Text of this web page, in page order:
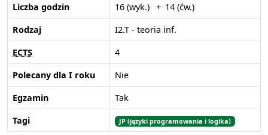
Sieci komputerowe
Bazy danych
Podstawy inżynierii oprogramowania
Inżynieria oprogramowania (L)
Rachunek prawdopodobieństwa (I)
Społeczno-ekonomiczne aspekty informatyki (I)
Wszyscy opiekunowie
Pokaż tylko przedmioty zalecane dla pierwszego roku
Liczba godzin
16 (wyk.)
14 (ćw.)
Rodzaj
I2.T - teoria inf.
ECTS
4
Polecany dla I roku
Nie
Egzamin
Tak
Tagi
JP (języki programowania i logika)
[IM] Analiza matematyczna I
[IM] Analiza matematyczna III
[IM] Kernel methods, graphical models and
approximate inference
[IM] Miara i całka
[IM] Probabilistyczne podstawy AI
[IM] Simulations and algorithmic applications of
Markov chains